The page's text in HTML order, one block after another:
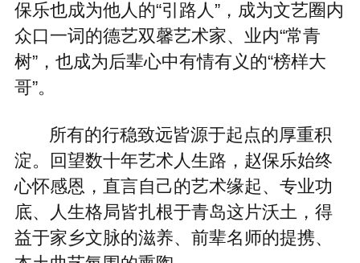
保乐也成为他人的“引路人”，成为文艺圈内
众口一词的德艺双馨艺术家、业内“常青
树”，也成为后辈心中有情有义的“榜样大
哥”。
所有的行稳致远皆源于起点的厚重积
淀。回望数十年艺术人生路，赵保乐始终
心怀感恩，直言自己的艺术缘起、专业功
底、人生格局皆扎根于青岛这片沃土，得
益于家乡文脉的滋养、前辈名师的提携、